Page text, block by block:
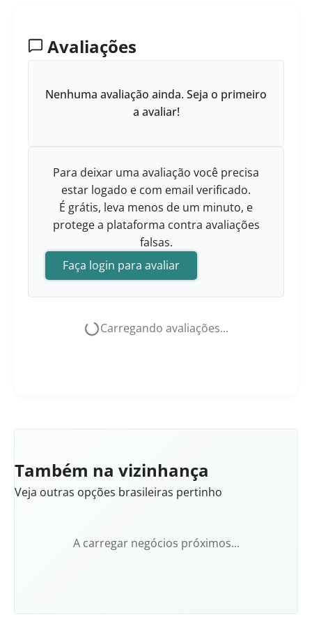
Avaliações
Nenhuma avaliação ainda. Seja o primeiro
a avaliar!
Para deixar uma avaliação você precisa
estar logado e com email verificado.
É grátis, leva menos de um minuto, e
protege a plataforma contra avaliações
falsas.
Faça login para avaliar
Carregando avaliações...
Também na vizinhança
Veja outras opções brasileiras pertinho
A carregar negócios próximos...